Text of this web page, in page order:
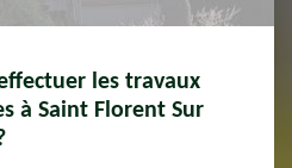
les travaux
à Saint Florent Sur